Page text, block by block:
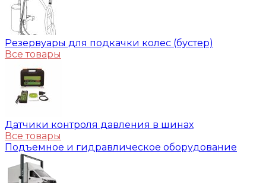
Резервуары для подкачки колес (бустер)
Все товары
Датчики контроля давления в шинах
Все товары
Подъемное и гидравлическое оборудование